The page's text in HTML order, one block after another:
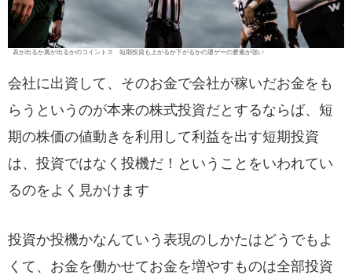
表が出るか裏が出るかのコイントス 短期投資も上がるか下がるかの運ゲーの要素が強い
会社に出資して、そのお金で会社が稼いだお金をも
らうというのが本来の株式投資だとするならば、短
期の株価の値動きを利用して利益を出す短期投資
は、投資ではなく投機だ！ということをいわれてい
るのをよく見かけます
投資か投機かなんていう表現のしかたはどうでもよ
くて、お金を働かせてお金を増やすものは全部投資